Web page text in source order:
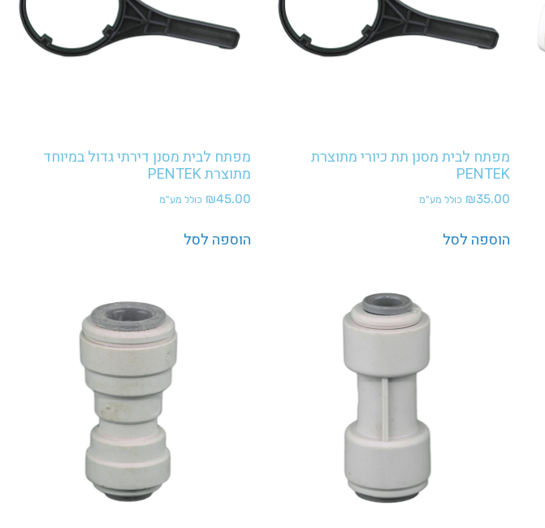
מפתח לבית מסנן תת כיורי מתוצרת
PENTEK
₪35.00 כולל מע"מ
הוספה לסל
מפתח לבית מסנן דירתי גדול במיוחד
מתוצרת PENTEK
₪45.00 כולל מע"מ
הוספה לסל